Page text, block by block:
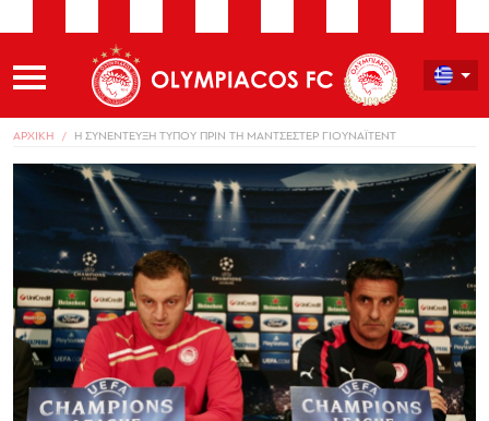
ΑΡΧΙΚΗ Η ΣΥΝΕΝΤΕΥΞΗ ΤΥΠΟΥ ΠΡΙΝ ΤΗ ΜΑΝΤΣΕΣΤΕΡ ΓΙΟΥΝΑΪΤΕΝΤ